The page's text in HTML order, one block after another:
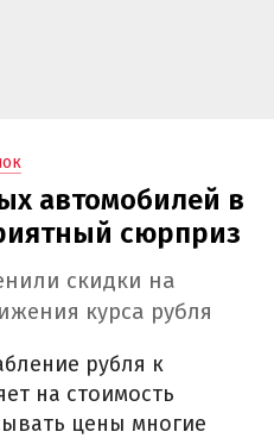
автомобилей в
сюрприз
скидки на
курса рубля
рубля к
на стоимость
цены многие